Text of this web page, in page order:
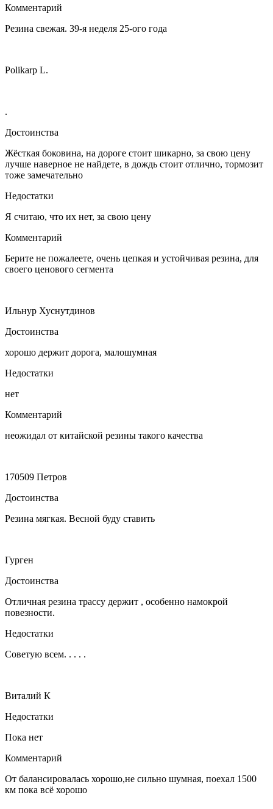
Комментарий
Резина свежая. 39-я неделя 25-ого года
Polikarp L.
.
Достоинства
Жёсткая боковина, на дороге стоит шикарно, за свою цену
лучше наверное не найдете, в дождь стоит отлично, тормозит
тоже замечательно
Недостатки
Я считаю, что их нет, за свою цену
Комментарий
Берите не пожалеете, очень цепкая и устойчивая резина, для
своего ценового сегмента
Ильнур Хуснутдинов
Достоинства
хорошо держит дорога, малошумная
Недостатки
нет
Комментарий
неожидал от китайской резины такого качества
170509 Петров
Достоинства
Резина мягкая. Весной буду ставить
Гурген
Достоинства
Отличная резина трассу держит , особенно намокрой
повезности.
Недостатки
Советую всем. . . . .
Виталий К
Недостатки
Пока нет
Комментарий
От балансировалась хорошо,не сильно шумная, поехал 1500
км пока всё хорошо